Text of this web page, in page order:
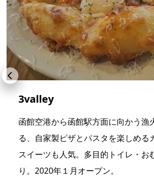
3valley
函館空港から函館駅方面に向かう漁
る、自家製ピザとパスタを楽しめる
スイーツも人気。多目的トイレ・お
り。2020年１月オープン。